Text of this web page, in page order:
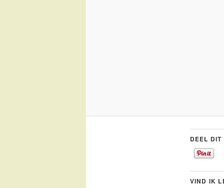
DEEL DIT
VIND IK